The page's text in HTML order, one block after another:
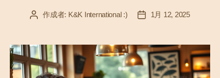
投 作成者: K&K International :)
投
1月 12, 2025